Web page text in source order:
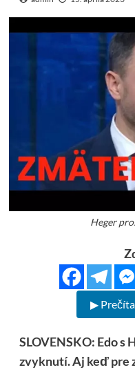
Heger
▶
SLOVENSKO: Edo s
zvyknutí. Aj keď pre